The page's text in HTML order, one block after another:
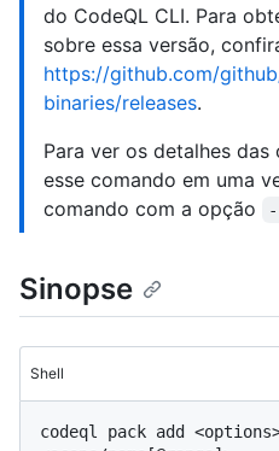
do CodeQL CLI. Para
sobre essa versão,
https://github.com/
binaries/releases.
Para ver os detalhes
esse comando em uma
comando com a opção
Sinopse
Shell
codeql pack add